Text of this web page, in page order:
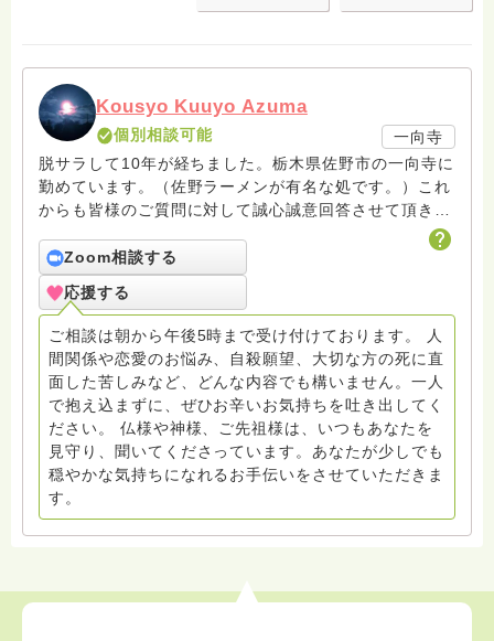
Kousyo Kuuyo Azuma
個別相談可能
一向寺
脱サラして10年が経ちました。栃木県佐野市の一向寺に
勤めています。（佐野ラーメンが有名な処です。）これ
からも皆様のご質問に対して誠心誠意回答させて頂きた
いと存じます。まだまだ修行中の身ですので至らぬ点あ
ろうかとは存じますが共に精進して参りましょうね。お
寺にもお気軽に遊びに来てください。
Zoom相談する
応援する
ご相談は朝から午後5時まで受け付けております。 人
間関係や恋愛のお悩み、自殺願望、大切な方の死に直
面した苦しみなど、どんな内容でも構いません。一人
で抱え込まずに、ぜひお辛いお気持ちを吐き出してく
ださい。 仏様や神様、ご先祖様は、いつもあなたを
見守り、聞いてくださっています。あなたが少しでも
穏やかな気持ちになれるお手伝いをさせていただきま
す。